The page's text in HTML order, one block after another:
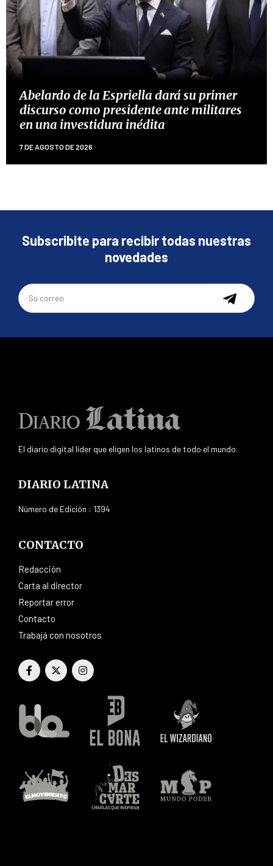
Abelardo de la Espriella dará su primer
discurso como presidente ante militares
en una investidura inédita
7 DE AGOSTO DE 2026
Subscribite para recibir todas nuestras
novedades
El diario digital líder que eligen los latinos de todo el mundo.
DIARIO LATINA
Número de Edición : 1394
CONTACTO
Redacción
Carta al director
Reportar error
Contacto
Trabajá con nosotros